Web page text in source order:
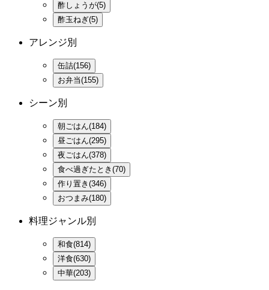
酢しょうが(5)
酢玉ねぎ(5)
アレンジ別
缶詰(156)
お弁当(155)
シーン別
朝ごはん(184)
昼ごはん(295)
夜ごはん(378)
食べ過ぎたとき(70)
作り置き(346)
おつまみ(180)
料理ジャンル別
和食(814)
洋食(630)
中華(203)